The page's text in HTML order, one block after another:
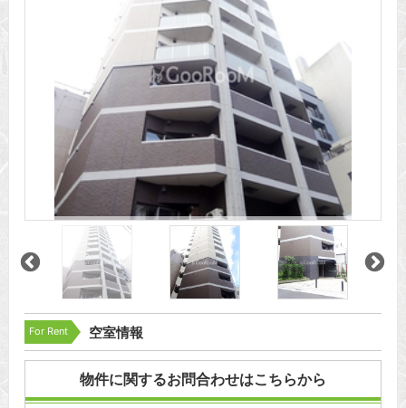
For Rent 空室情報
物件に関するお問合わせはこちらから